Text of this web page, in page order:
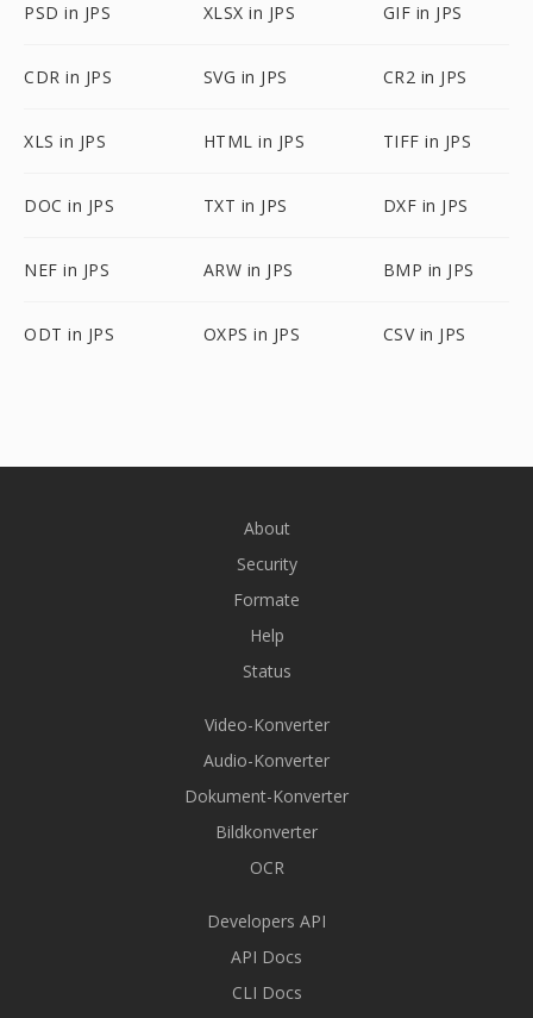
PSD in JPS XLSX in JPS GIF in JPS
CDR in JPS SVG in JPS CR2 in JPS
XLS in JPS HTML in JPS TIFF in JPS
DOC in JPS TXT in JPS DXF in JPS
NEF in JPS ARW in JPS BMP in JPS
ODT in JPS OXPS in JPS CSV in JPS
About
Security
Formate
Help
Status
Video-Konverter
Audio-Konverter
Dokument-Konverter
Bildkonverter
OCR
Developers API
API Docs
CLI Docs